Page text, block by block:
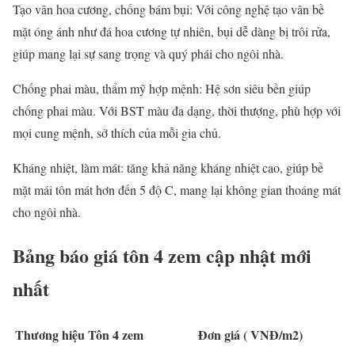
Tạo vân hoa cương, chống bám bụi: Với công nghệ tạo vân bề
mặt óng ánh như đá hoa cương tự nhiên, bụi dễ dàng bị trôi rửa,
giúp mang lại sự sang trọng và quý phái cho ngôi nhà.
Chống phai màu, thẩm mỹ hợp mệnh: Hệ sơn siêu bền giúp
chống phai màu. Với BST màu đa dạng, thời thượng, phù hợp với
mọi cung mệnh, sở thích của mỗi gia chủ.
Kháng nhiệt, làm mát: tăng khả năng kháng nhiệt cao, giúp bề
mặt mái tôn mát hơn đến 5 độ C, mang lại không gian thoáng mát
cho ngôi nhà.
Bảng báo giá tôn 4 zem cập nhật mới
nhất
Thương hiệuTôn 4 zem Đơn giá ( VNĐ/m2)